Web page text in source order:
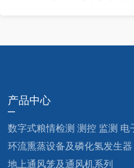
产品中心
数字式粮情检测 测控 监测 电
环流熏蒸设备及磷化氢发生器
地上通风笼及通风机系列